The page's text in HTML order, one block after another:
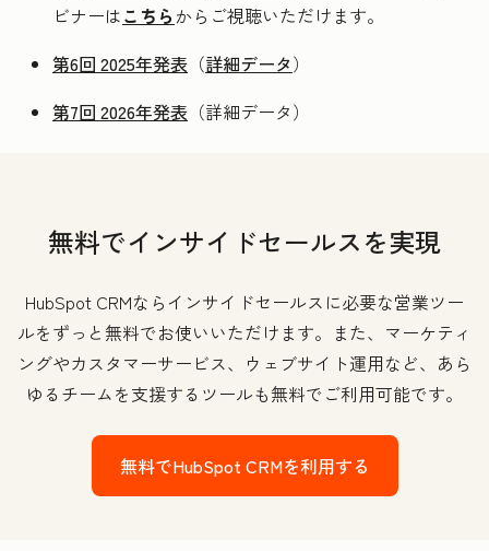
ビナーはこちらからご視聴いただけます。
第6回 2025年発表 （詳細データ）
第7回 2026年発表 （詳細データ）
無料でインサイドセールスを実現
HubSpot CRMならインサイドセールスに必要な営業ツー
ルをずっと無料でお使いいただけます。また、マーケティ
ングやカスタマーサービス、ウェブサイト運用など、あら
ゆるチームを支援するツールも無料でご利用可能です。
無料でHubSpot CRMを利用する